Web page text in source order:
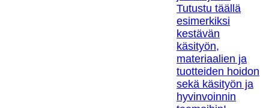
Tutustu täällä
esimerkiksi
kestävän
käsityön,
materiaalien ja
tuotteiden hoidon
sekä käsityön ja
hyvinvoinnin